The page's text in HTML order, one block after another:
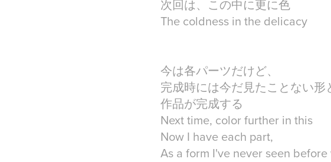
次回は、この中に更に色
The coldness in the delicacy
今は各パーツだけど、
完成時には今だ見たことない形
作品が完成する
Next time, color further in this
Now I have each part,
As a form I've never seen